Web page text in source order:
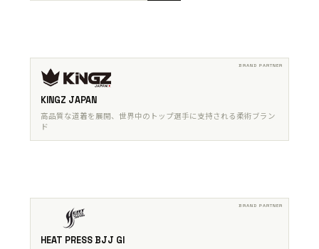
KINGZ JAPAN
高品質な道着を展開、世界中のトップ選手に支持される柔術ブラン
ド
HEAT PRESS BJJ GI